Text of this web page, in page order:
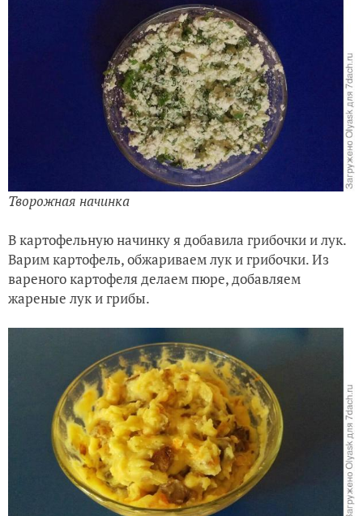
Творожная начинка
В картофельную начинку я добавила грибочки и лук.
Варим картофель, обжариваем лук и грибочки. Из
вареного картофеля делаем пюре, добавляем
жареные лук и грибы.